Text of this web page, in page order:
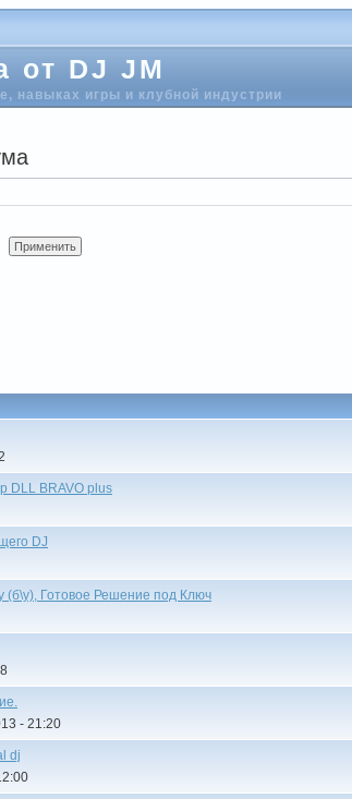
от DJ JM
навыках игры и клубной индустрии
DLL BRAVO plus
DJ
(б\у), Готовое Решение под Ключ
- 21:20
dj